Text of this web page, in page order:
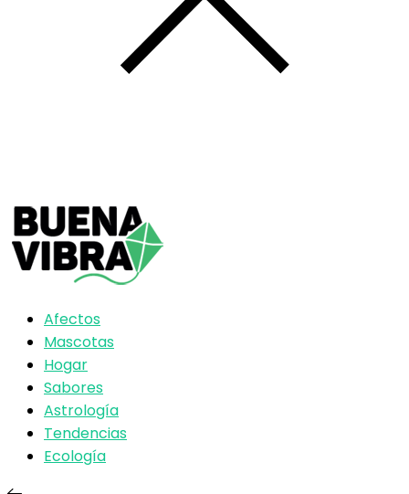
Afectos
Mascotas
Hogar
Sabores
Astrología
Tendencias
Ecología